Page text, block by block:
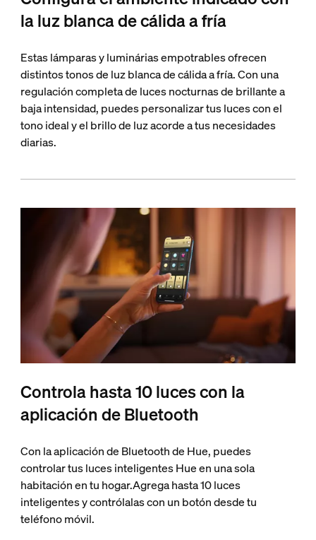
la luz blanca de cálida a fría
Estas lámparas y luminárias empotrables ofrecen
distintos tonos de luz blanca de cálida a fría. Con una
regulación completa de luces nocturnas de brillante a
baja intensidad, puedes personalizar tus luces con el
tono ideal y el brillo de luz acorde a tus necesidades
diarias.
Controla hasta 10 luces con la
aplicación de Bluetooth
Con la aplicación de Bluetooth de Hue, puedes
controlar tus luces inteligentes Hue en una sola
habitación en tu hogar.Agrega hasta 10 luces
inteligentes y contrólalas con un botón desde tu
teléfono móvil.